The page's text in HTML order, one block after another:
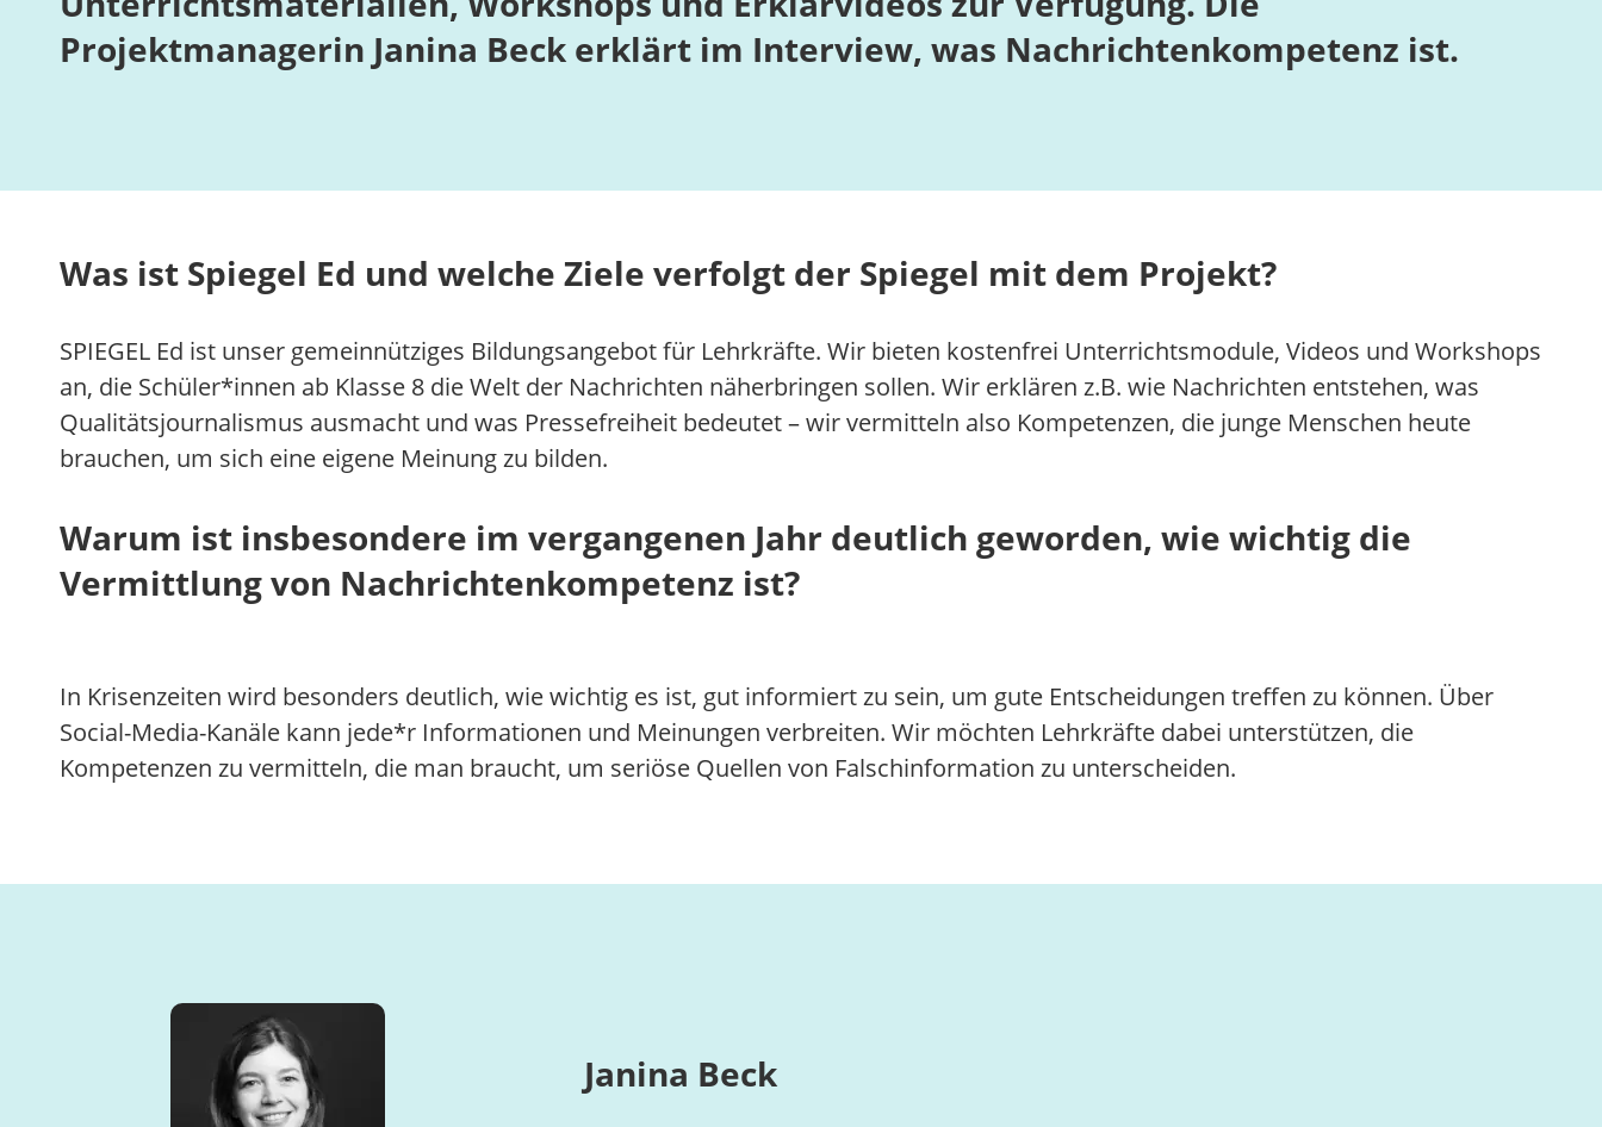
Projektmanagerin Janina Beck erklärt im Interview, was Nachrichtenkompetenz ist.
Was ist Spiegel Ed und welche Ziele verfolgt der Spiegel mit dem Projekt?
SPIEGEL Ed ist unser gemeinnütziges Bildungsangebot für Lehrkräfte. Wir bieten kostenfrei Unterrichtsmodule, Videos und Workshops
an, die Schüler*innen ab Klasse 8 die Welt der Nachrichten näherbringen sollen. Wir erklären z.B. wie Nachrichten entstehen, was
Qualitätsjournalismus ausmacht und was Pressefreiheit bedeutet – wir vermitteln also Kompetenzen, die junge Menschen heute
brauchen, um sich eine eigene Meinung zu bilden.
Warum ist insbesondere im vergangenen Jahr deutlich geworden, wie wichtig die
Vermittlung von Nachrichtenkompetenz ist?
In Krisenzeiten wird besonders deutlich, wie wichtig es ist, gut informiert zu sein, um gute Entscheidungen treffen zu können. Über
Social-Media-Kanäle kann jede*r Informationen und Meinungen verbreiten. Wir möchten Lehrkräfte dabei unterstützen, die
Kompetenzen zu vermitteln, die man braucht, um seriöse Quellen von Falschinformation zu unterscheiden.
Janina Beck